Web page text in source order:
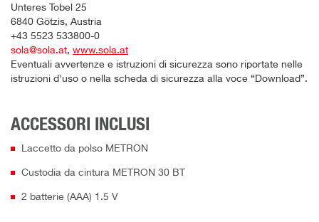
Unteres Tobel 25
6840 Götzis, Austria
+43 5523 533800-0
sola@sola.at, www.sola.at
Eventuali avvertenze e istruzioni di sicurezza sono riportate nelle
istruzioni d'uso o nella scheda di sicurezza alla voce “Download”.
ACCESSORI INCLUSI
Laccetto da polso METRON
Custodia da cintura METRON 30 BT
2 batterie (AAA) 1.5 V